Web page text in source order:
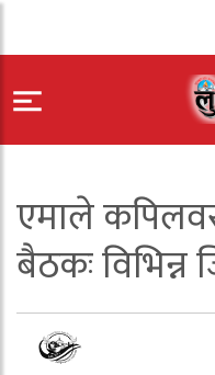
एमाले
बैठकः विभिन्न